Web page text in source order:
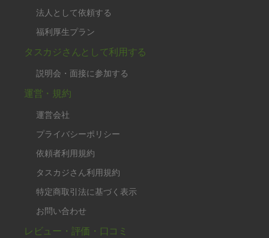
法人として依頼する
福利厚生プラン
タスカジさんとして利用する
説明会・面接に参加する
運営・規約
運営会社
プライバシーポリシー
依頼者利用規約
タスカジさん利用規約
特定商取引法に基づく表示
お問い合わせ
レビュー・評価・口コミ